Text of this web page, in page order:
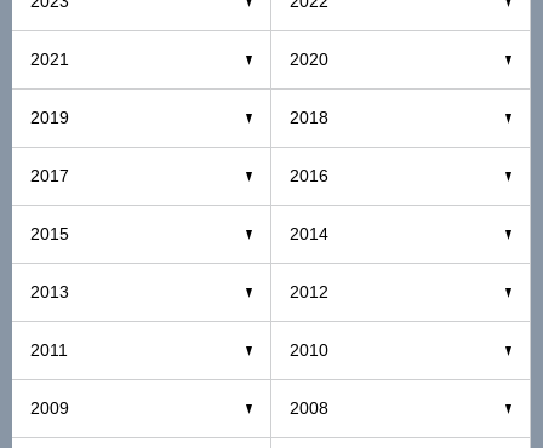
2021 2020
2019 2018
2017 2016
2015 2014
2013 2012
2011 2010
2009 2008